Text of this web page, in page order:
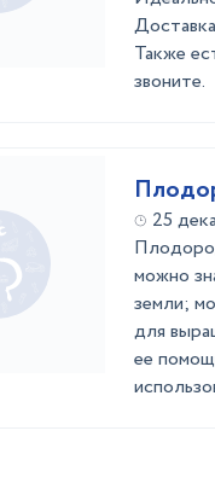
Также
звоните.
25
можно
земли;
для
ее